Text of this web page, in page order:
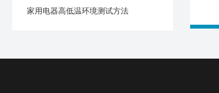
家用电器高低温环境测试方法